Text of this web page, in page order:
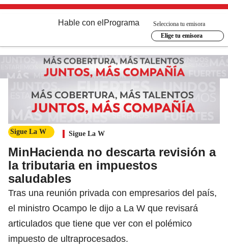
Hable con el Programa
Selecciona tu emisora
Elige tu emisora
Sigue La W Sigue La W
MinHacienda no descarta revisión a
la tributaria en impuestos
saludables
Tras una reunión privada con empresarios del país,
el ministro Ocampo le dijo a La W que revisará
articulados que tiene que ver con el polémico
impuesto de ultraprocesados.